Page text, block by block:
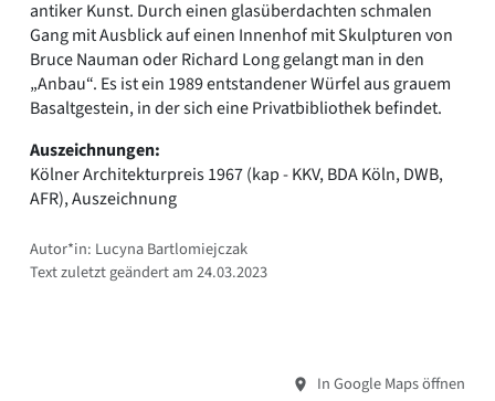
antiker Kunst. Durch einen glasüberdachten schmalen
Gang mit Ausblick auf einen Innenhof mit Skulpturen von
Bruce Nauman oder Richard Long gelangt man in den
„Anbau“. Es ist ein 1989 entstandener Würfel aus grauem
Basaltgestein, in der sich eine Privatbibliothek befindet.
Auszeichnungen:
Kölner Architekturpreis 1967 (kap - KKV, BDA Köln, DWB,
AFR), Auszeichnung
Autor*in: Lucyna Bartlomiejczak
Text zuletzt geändert am 24.03.2023
In Google Maps öffnen